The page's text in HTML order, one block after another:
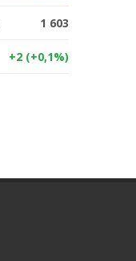
1 603
+2 (+0,1%)